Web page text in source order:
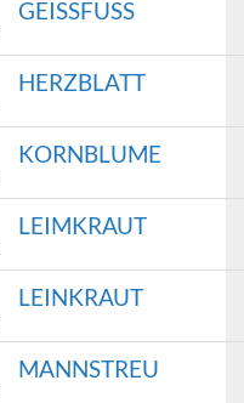
GEISSFUSS
HERZBLATT
KORNBLUME
LEIMKRAUT
LEINKRAUT
MANNSTREU